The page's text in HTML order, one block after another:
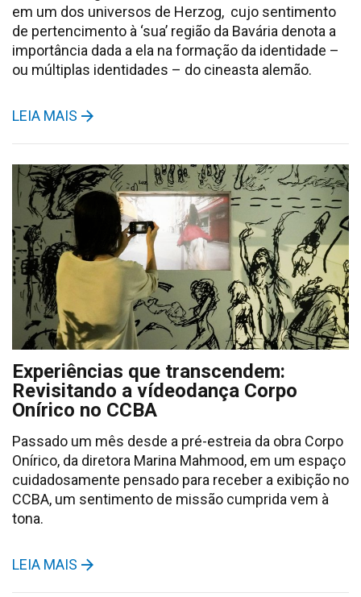
em um dos universos de Herzog, cujo sentimento
de pertencimento à ‘sua’ região da Bavária denota a
importância dada a ela na formação da identidade –
ou múltiplas identidades – do cineasta alemão.
LEIA MAIS
Experiências que transcendem:
Revisitando a vídeodança Corpo
Onírico no CCBA
Passado um mês desde a pré-estreia da obra Corpo
Onírico, da diretora Marina Mahmood, em um espaço
cuidadosamente pensado para receber a exibição no
CCBA, um sentimento de missão cumprida vem à
tona.
LEIA MAIS